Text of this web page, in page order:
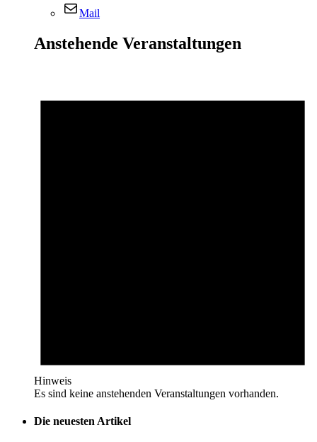
Mail
Anstehende Veranstaltungen
Hinweis
Es sind keine anstehenden Veranstaltungen vorhanden.
Die neuesten Artikel